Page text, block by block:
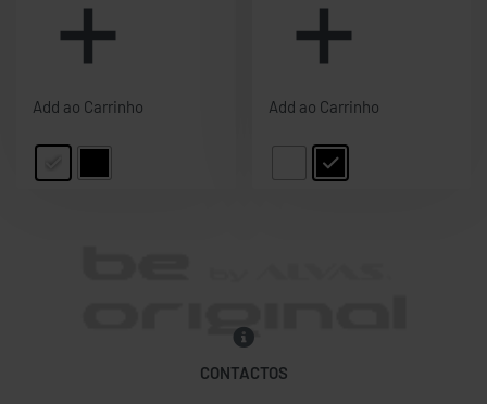
Add ao Carrinho Add ao Carrinho
CONTACTOS